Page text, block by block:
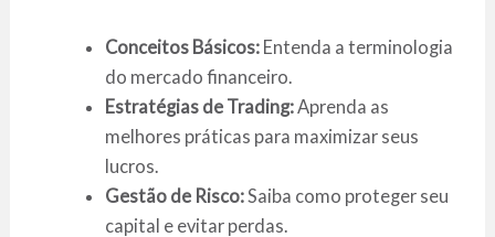
Conceitos Básicos:Entenda a terminologia
do mercado financeiro.
Estratégias de Trading:Aprenda as
melhores práticas para maximizar seus
lucros.
Gestão de Risco:Saiba como proteger seu
capital e evitar perdas.